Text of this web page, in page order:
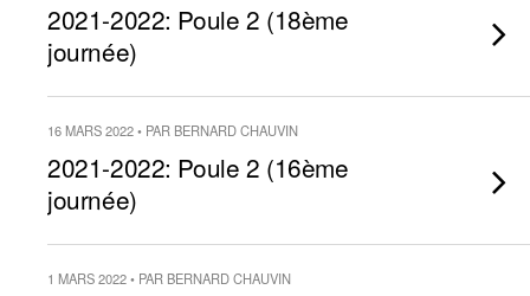
2021-2022: Poule 2 (18ème
journée)
16 MARS 2022 • PAR BERNARD CHAUVIN
2021-2022: Poule 2 (16ème
journée)
1 MARS 2022 • PAR BERNARD CHAUVIN